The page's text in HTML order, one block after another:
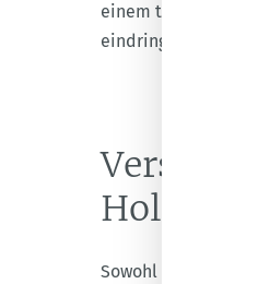
einem trockenen
eindringen.
Sowohl versiegelte